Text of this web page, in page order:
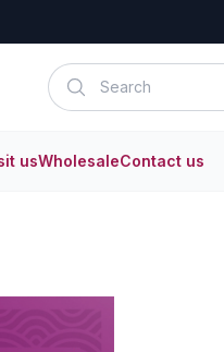
usWholesaleContact us